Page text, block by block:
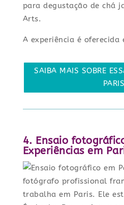
para degustação de chá
Arts.
A experiência é oferecida
SAIBA MAIS SOBRE
PARIS
4. Ensaio
Experiências em
fotógrafo profissional
trabalha em Paris. Ele